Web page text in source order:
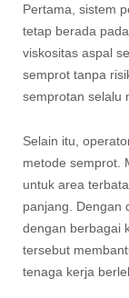
Pertama, sistem
tetap berada
viskositas aspal
semprot tanpa
semprotan selalu
Selain itu,
metode semprot.
untuk area
panjang. Dengan
dengan berbagai
tersebut
tenaga kerja